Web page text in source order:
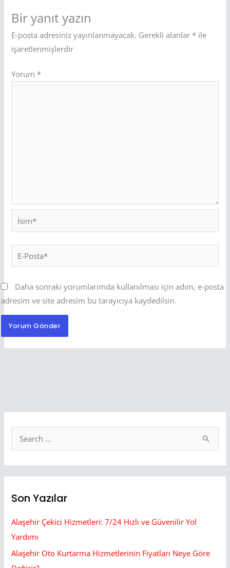
Bir yanıt yazın
E-posta adresiniz yayınlanmayacak. Gerekli alanlar * ile
işaretlenmişlerdir
Yorum *
İsim*
Posta*
Daha sonraki yorumlarımda kullanılması için adım, e-posta
adresim ve site adresim bu tarayıcıya kaydedilsin.
c
r
Son Yazılar
Alaşehir Çekici Hizmetleri: 7/24 Hızlı ve Güvenilir Yol
Yardımı
Alaşehir Oto Kurtarma Hizmetlerinin Fiyatları Neye Göre